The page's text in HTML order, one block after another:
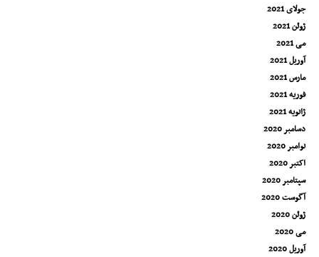
جولای 2021
ژوئن 2021
می 2021
آوریل 2021
مارس 2021
فوریه 2021
ژانویه 2021
دسامبر 2020
نوامبر 2020
اکتبر 2020
سپتامبر 2020
آگوست 2020
ژوئن 2020
می 2020
آوریل 2020